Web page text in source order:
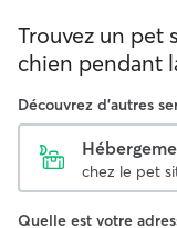
Trouvez un pet
chien pendant
Découvrez d'autres
chez le pet
Quelle est votre